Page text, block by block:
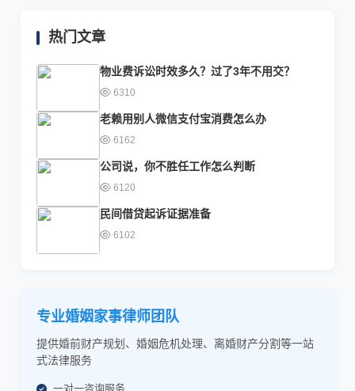
热门文章
物业费诉讼时效多久？过了3年不用交？
6310
老赖用别人微信支付宝消费怎么办
6162
公司说，你不胜任工作怎么判断
6120
民间借贷起诉证据准备
6102
专业婚姻家事律师团队
提供婚前财产规划、婚姻危机处理、离婚财产分割等一站
式法律服务
一对一咨询服务